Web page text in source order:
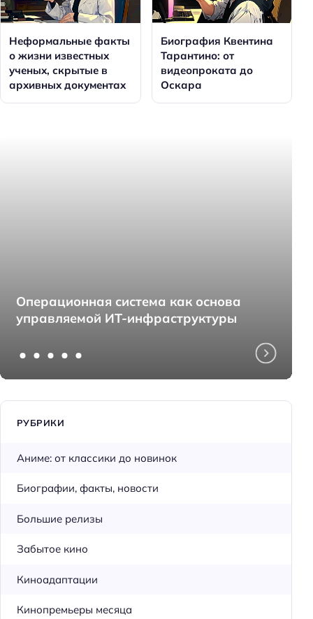
Неформальные факты
о жизни известных
ученых, скрытые в
архивных документах
Биография Квентина
Тарантино: от
видеопроката до
Оскара
Операционная система как основа
управляемой ИТ-инфраструктуры
РУБРИКИ
Аниме: от классики до новинок
Биографии, факты, новости
Большие релизы
Забытое кино
Киноадаптации
Кинопремьеры месяца